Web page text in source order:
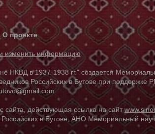
О проекте
изменить информацию
в 1937-1938 гг." создается
Российских в Бутове при поддержке
сайта, действующая ссылка на сайт
в Бутове, АНО Мемориальный